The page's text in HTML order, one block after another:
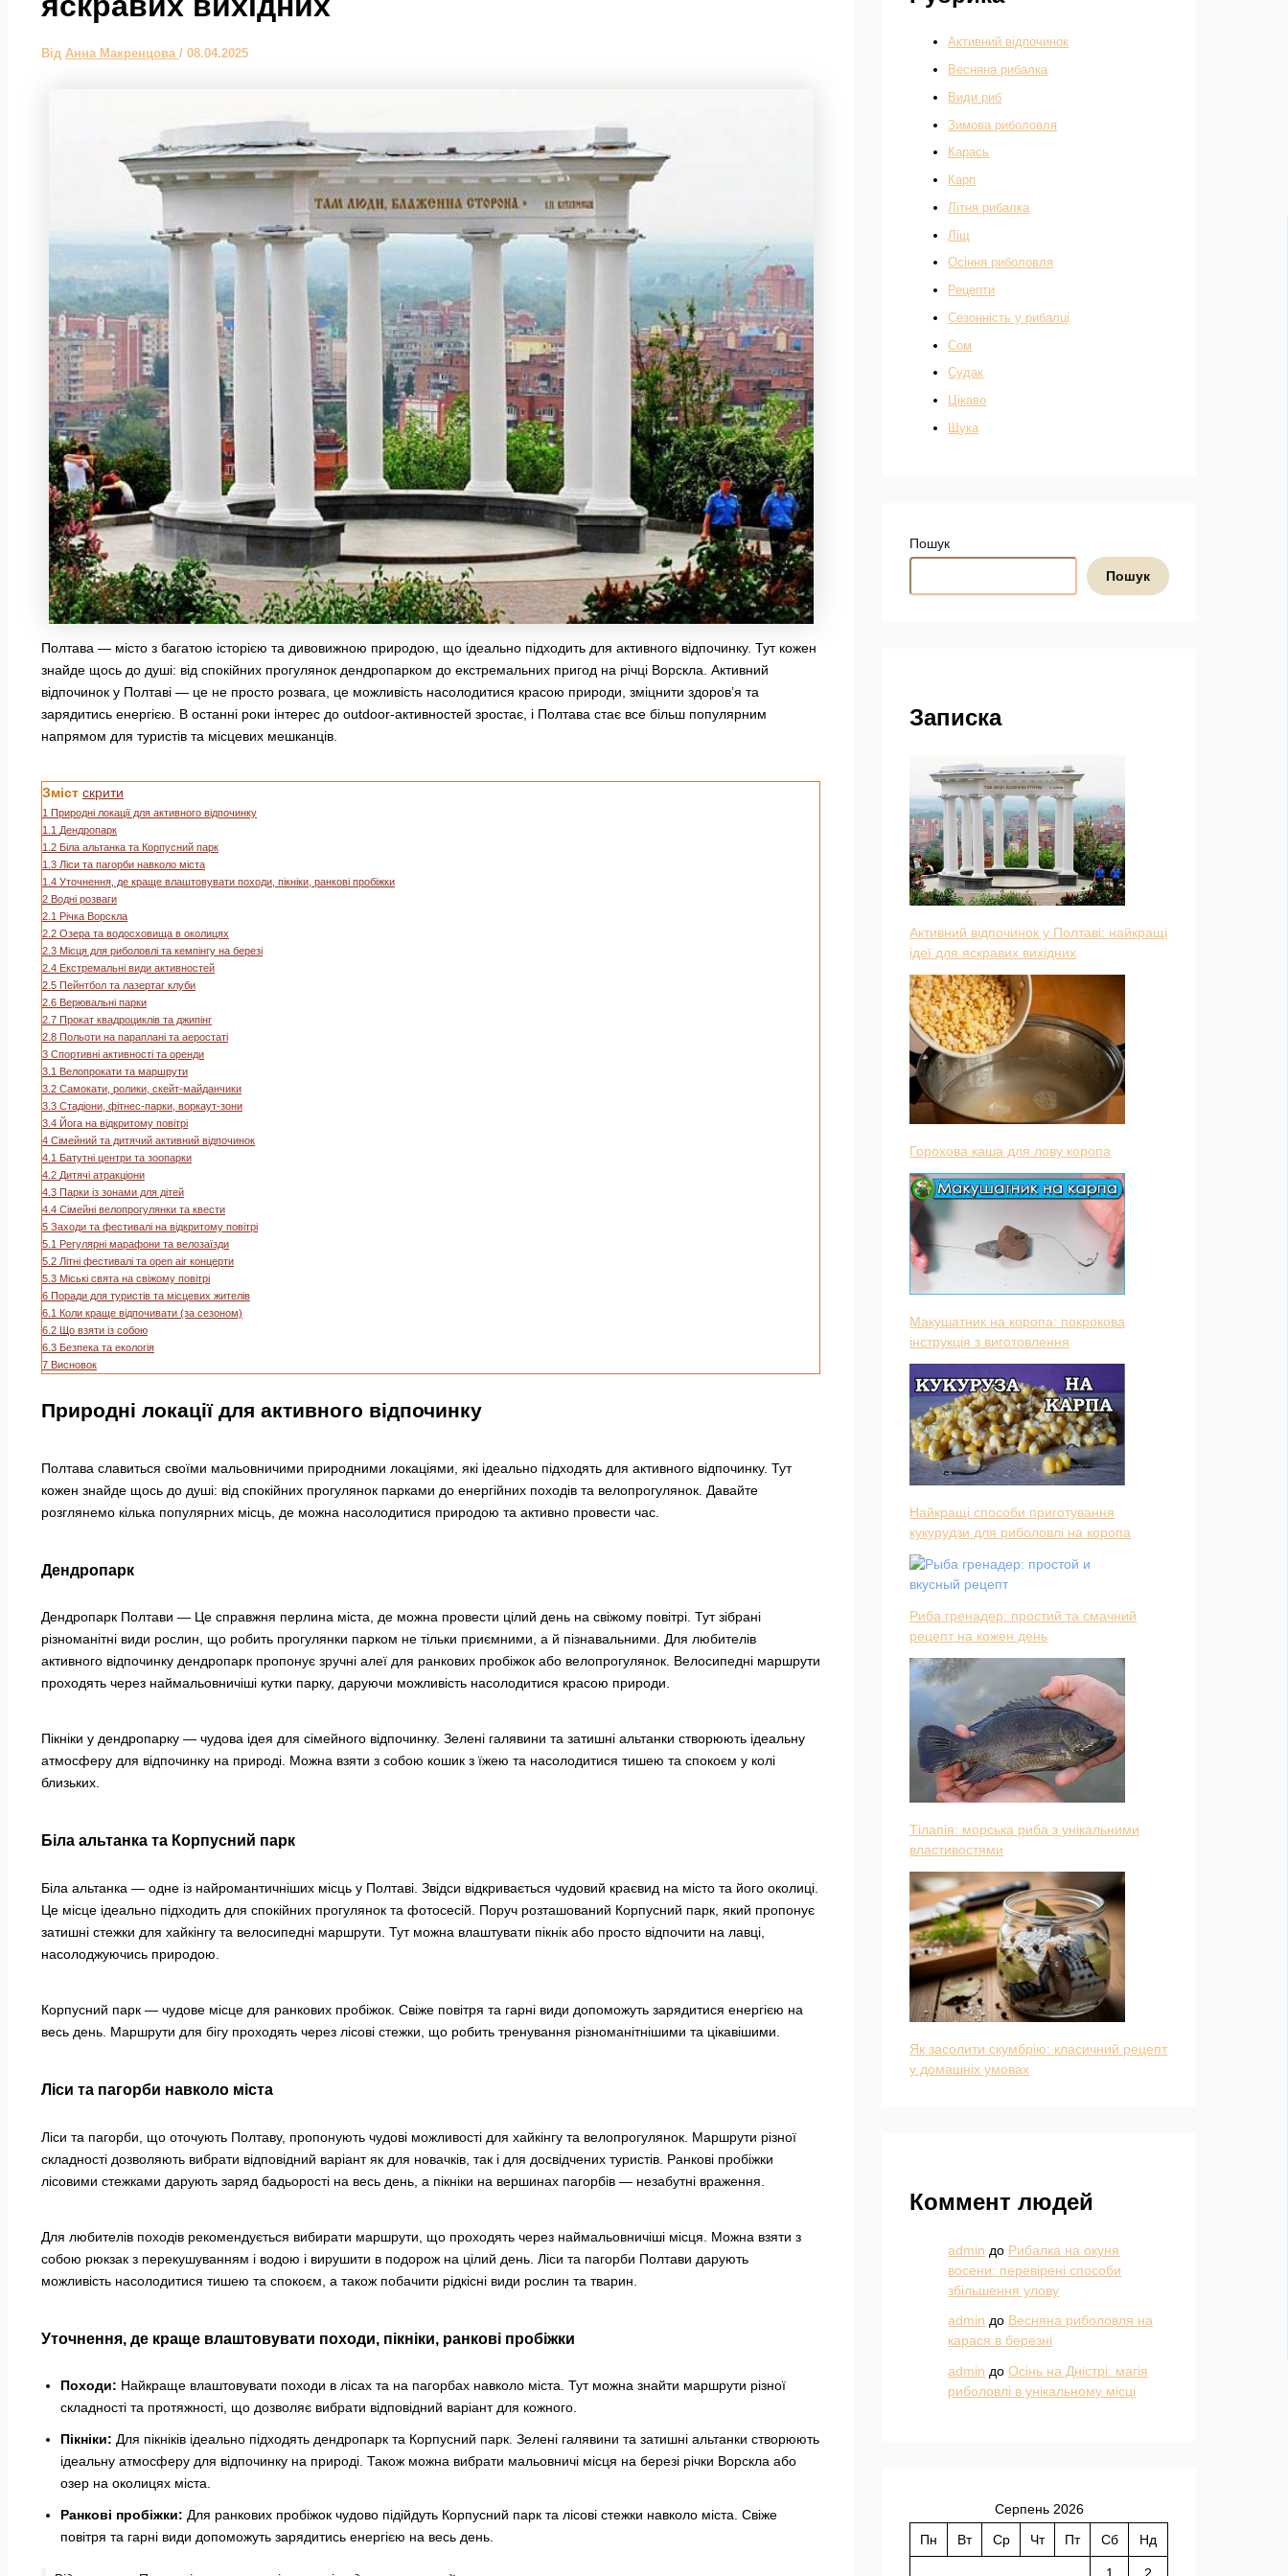
Від Анна Макренцова / 08.04.2025
Полтава — місто з багатою історією та дивовижною природою, що ідеально підходить для активного відпочинку. Тут кожен
знайде щось до душі: від спокійних прогулянок дендропарком до екстремальних пригод на річці Ворскла. Активний
відпочинок у Полтаві — це не просто розвага, це можливість насолодитися красою природи, зміцнити здоров’я та
зарядитись енергією. В останні роки інтерес до outdoor-активностей зростає, і Полтава стає все більш популярним
напрямом для туристів та місцевих мешканців.
Зміст скрити
1 Природні локації для активного відпочинку
1.1 Дендропарк
1.2 Біла альтанка та Корпусний парк
1.3 Ліси та пагорби навколо міста
1.4 Уточнення, де краще влаштовувати походи, пікніки, ранкові пробіжки
2 Водні розваги
2.1 Річка Ворскла
2.2 Озера та водосховища в околицях
2.3 Місця для риболовлі та кемпінгу на березі
2.4 Екстремальні види активностей
2.5 Пейнтбол та лазертаг клуби
2.6 Верювальні парки
2.7 Прокат квадроциклів та джипінг
2.8 Польоти на параплані та аеростаті
3 Спортивні активності та оренди
3.1 Велопрокати та маршрути
3.2 Самокати, ролики, скейт-майданчики
3.3 Стадіони, фітнес-парки, воркаут-зони
3.4 Йога на відкритому повітрі
4 Сімейний та дитячий активний відпочинок
4.1 Батутні центри та зоопарки
4.2 Дитячі атракціони
4.3 Парки із зонами для дітей
4.4 Сімейні велопрогулянки та квести
5 Заходи та фестивалі на відкритому повітрі
5.1 Регулярні марафони та велозаїзди
5.2 Літні фестивалі та open air концерти
5.3 Міські свята на свіжому повітрі
6 Поради для туристів та місцевих жителів
6.1 Коли краще відпочивати (за сезоном)
6.2 Що взяти із собою
6.3 Безпека та екологія
7 Висновок
Природні локації для активного відпочинку
Полтава славиться своїми мальовничими природними локаціями, які ідеально підходять для активного відпочинку. Тут
кожен знайде щось до душі: від спокійних прогулянок парками до енергійних походів та велопрогулянок. Давайте
розглянемо кілька популярних місць, де можна насолодитися природою та активно провести час.
Дендропарк
Дендропарк Полтави — Це справжня перлина міста, де можна провести цілий день на свіжому повітрі. Тут зібрані
різноманітні види рослин, що робить прогулянки парком не тільки приємними, а й пізнавальними. Для любителів
активного відпочинку дендропарк пропонує зручні алеї для ранкових пробіжок або велопрогулянок. Велосипедні маршрути
проходять через наймальовничіші кутки парку, даруючи можливість насолодитися красою природи.
Пікніки у дендропарку — чудова ідея для сімейного відпочинку. Зелені галявини та затишні альтанки створюють ідеальну
атмосферу для відпочинку на природі. Можна взяти з собою кошик з їжею та насолодитися тишею та спокоєм у колі
близьких.
Біла альтанка та Корпусний парк
Біла альтанка — одне із найромантичніших місць у Полтаві. Звідси відкривається чудовий краєвид на місто та його околиці.
Це місце ідеально підходить для спокійних прогулянок та фотосесій. Поруч розташований Корпусний парк, який пропонує
затишні стежки для хайкінгу та велосипедні маршрути. Тут можна влаштувати пікнік або просто відпочити на лавці,
насолоджуючись природою.
Корпусний парк — чудове місце для ранкових пробіжок. Свіже повітря та гарні види допоможуть зарядитися енергією на
весь день. Маршрути для бігу проходять через лісові стежки, що робить тренування різноманітнішими та цікавішими.
Ліси та пагорби навколо міста
Ліси та пагорби, що оточують Полтаву, пропонують чудові можливості для хайкінгу та велопрогулянок. Маршрути різної
складності дозволяють вибрати відповідний варіант як для новачків, так і для досвідчених туристів. Ранкові пробіжки
лісовими стежками дарують заряд бадьорості на весь день, а пікніки на вершинах пагорбів — незабутні враження.
Для любителів походів рекомендується вибирати маршрути, що проходять через наймальовничіші місця. Можна взяти з
собою рюкзак з перекушуванням і водою і вирушити в подорож на цілий день. Ліси та пагорби Полтави дарують
можливість насолодитися тишею та спокоєм, а також побачити рідкісні види рослин та тварин.
Уточнення, де краще влаштовувати походи, пікніки, ранкові пробіжки
Походи: Найкраще влаштовувати походи в лісах та на пагорбах навколо міста. Тут можна знайти маршрути різної
складності та протяжності, що дозволяє вибрати відповідний варіант для кожного.
Пікніки: Для пікніків ідеально підходять дендропарк та Корпусний парк. Зелені галявини та затишні альтанки створюють
ідеальну атмосферу для відпочинку на природі. Також можна вибрати мальовничі місця на березі річки Ворскла або
озер на околицях міста.
Ранкові пробіжки: Для ранкових пробіжок чудово підійдуть Корпусний парк та лісові стежки навколо міста. Свіже
повітря та гарні види допоможуть зарядитись енергією на весь день.
Активний відпочинок
Весняна рибалка
Види риб
Зимова риболовля
Карась
Карп
Літня рибалка
Ліщ
Осіння риболовля
Рецепти
Сезонність у рибалці
Сом
Судак
Цікаво
Щука
Пошук
Пошук
Записка
Активний відпочинок у Полтаві: найкращі
ідеї для яскравих вихідних
Горохова каша для лову коропа
Макушатник на коропа: покрокова
інструкція з виготовлення
Найкращі способи приготування
кукурудзи для риболовлі на коропа
Риба гренадер: простий та смачний
рецепт на кожен день
Тілапія: морська риба з унікальними
властивостями
Як засолити скумбрію: класичний рецепт
у домашніх умовах
Коммент людей
admin до Рибалка на окуня
восени: перевірені способи
збільшення улову
admin до Весняна риболовля на
карася в березні
admin доОсінь на Дністрі: магія
риболовлі в унікальному місці
Серпень 2026
Пн
Вт Ср Чт Пт Сб Нд
1 2